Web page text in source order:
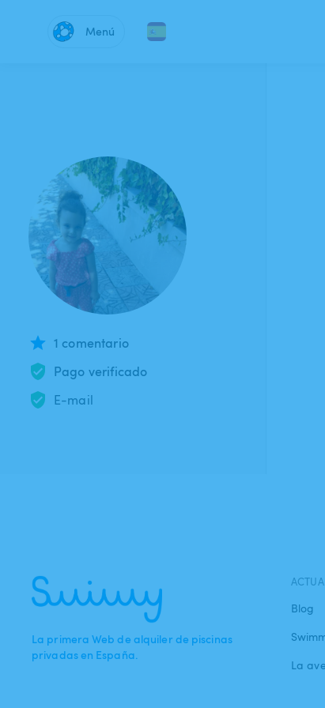
Menú
1 comentario
Pago verificado
E-mail
La primera Web de alquiler de piscinas
privadas en España.
Blog
La